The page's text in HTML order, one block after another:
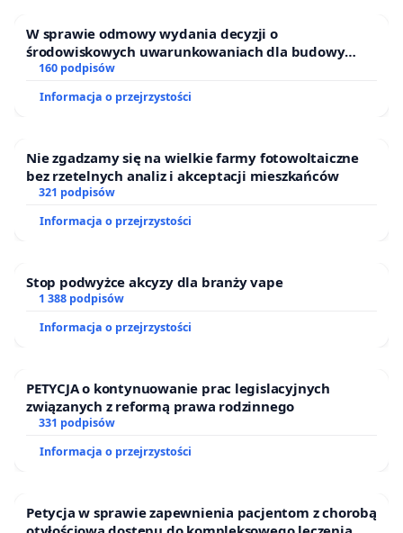
W sprawie odmowy wydania decyzji o
środowiskowych uwarunkowaniach dla budowy
zakładu wytwarzania biometanu „Krynki” w
Puszczy Knyszyńskiej
160 podpisów
Informacja o przejrzystości
Nie zgadzamy się na wielkie farmy fotowoltaiczne
bez rzetelnych analiz i akceptacji mieszkańców
321 podpisów
Informacja o przejrzystości
Stop podwyżce akcyzy dla branży vape
1 388 podpisów
Informacja o przejrzystości
PETYCJA o kontynuowanie prac legislacyjnych
związanych z reformą prawa rodzinnego
331 podpisów
Informacja o przejrzystości
Petycja w sprawie zapewnienia pacjentom z chorobą